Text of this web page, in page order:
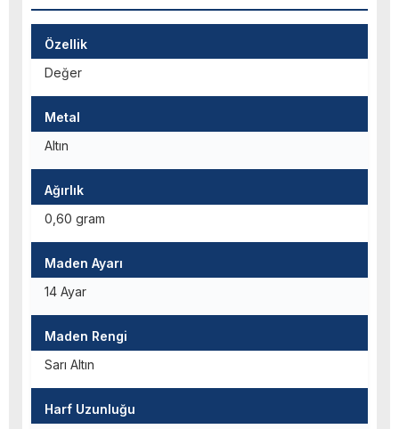
Özellik
Değer
Metal
Altın
Ağırlık
0,60 gram
Maden Ayarı
14 Ayar
Maden Rengi
Sarı Altın
Harf Uzunluğu